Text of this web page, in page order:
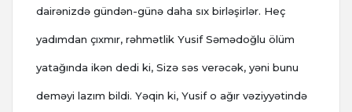
dairənizdə gündən-günə daha sıx birləşirlər. Heç
yadımdan çıxmır, rəhmətlik Yusif Səmədoğlu ölüm
yatağında ikən dedi ki, Sizə səs verəcək, yəni bunu
deməyi lazım bildi. Yəqin ki, Yusif o ağır vəziyyətində